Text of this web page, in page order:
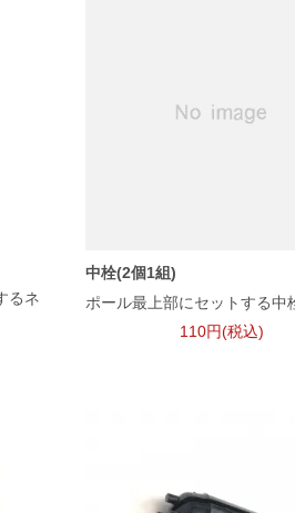
るネ
中栓(2個1組)
ポール最上部にセットする中
110円(税込)